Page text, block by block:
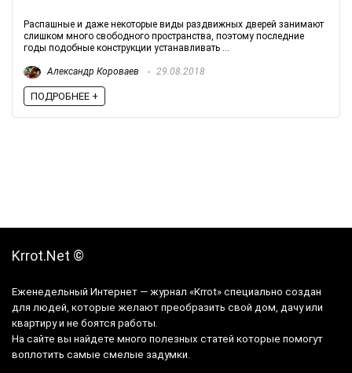
Распашные и даже некоторые виды раздвижных дверей занимают
слишком много свободного пространства, поэтому последние
годы подобные конструкции устанавливать ...
Александр Короваев 29.08.2018
ПОДРОБНЕЕ +
Krrot.Net ©
Еженедельный Интернет — журнал «Krrot» специально создан
для людей, которые желают преобразить свой дом, дачу или
квартиру и не боятся работы.
На сайте вы найдете много полезных статей которые помогут
воплотить самые смелые задумки.